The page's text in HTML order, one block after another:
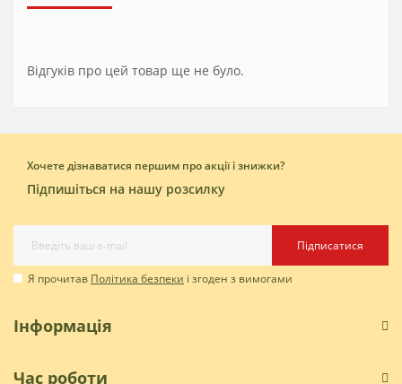
Відгуків про цей товар ще не було.
Хочете дізнаватися першим про акції і знижки?
Підпишіться на нашу розсилку
Підписатися
Я прочитав Політика безпеки і згоден з вимогами
Інформація
Час роботи